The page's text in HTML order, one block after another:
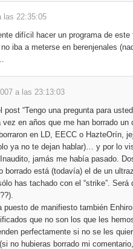
las 22:35:05
difícil hacer un programa de este
iba a meterse en berenjenales
a las 23:13:03
“Tengo una pregunta para
en años que me han borrado un
en LD, EECC o HazteOrín,
ya no te dejan hablar)… y por lo
jamás me había pasado.
borrado está (todavía) el de un
has tachado con el “strike”. Será
de manifiesto también
que no son los que les
perfectamente si no se les
no hubieras borrado mi